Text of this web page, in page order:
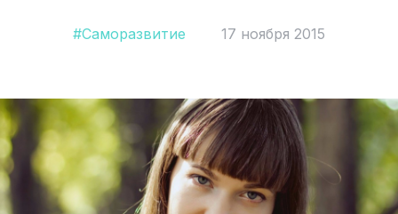
#Саморазвитие 17 ноября 2015
О проекте
СОГЛАСИЕ на получение рекламных сообщений и
информации Пользователя МИРА ID
Контакты
Помощь